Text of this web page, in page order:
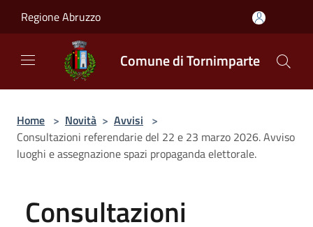
Regione Abruzzo
Comune di Tornimparte
Home > Novità > Avvisi >
Consultazioni referendarie del 22 e 23 marzo 2026. Avviso
luoghi e assegnazione spazi propaganda elettorale.
Consultazioni